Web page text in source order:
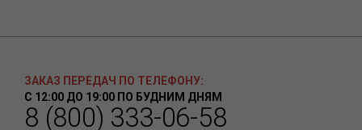
ЗАКАЗ ПЕРЕДАЧ ПО ТЕЛЕФОНУ:
С 12:00 ДО 19:00 ПО БУДНИМ ДНЯМ
8 (800) 333-06-58